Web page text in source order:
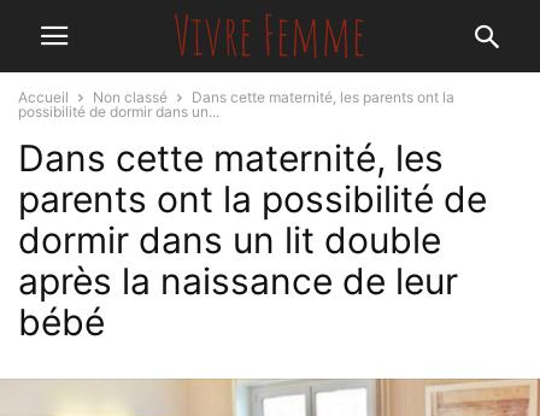
Accueil Non classé
Dans cette maternité, les parents ont la
possibilité de dormir dans un...
Dans cette maternité, les
parents ont la possibilité de
dormir dans un lit double
après la naissance de leur
bébé